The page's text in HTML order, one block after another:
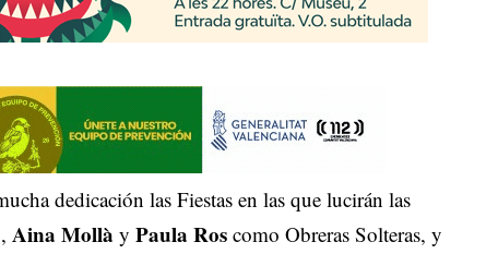
dedicación las Fiestas en las que lucirán las
Aina Mollà yPaula Ros como Obreras Solteras, y